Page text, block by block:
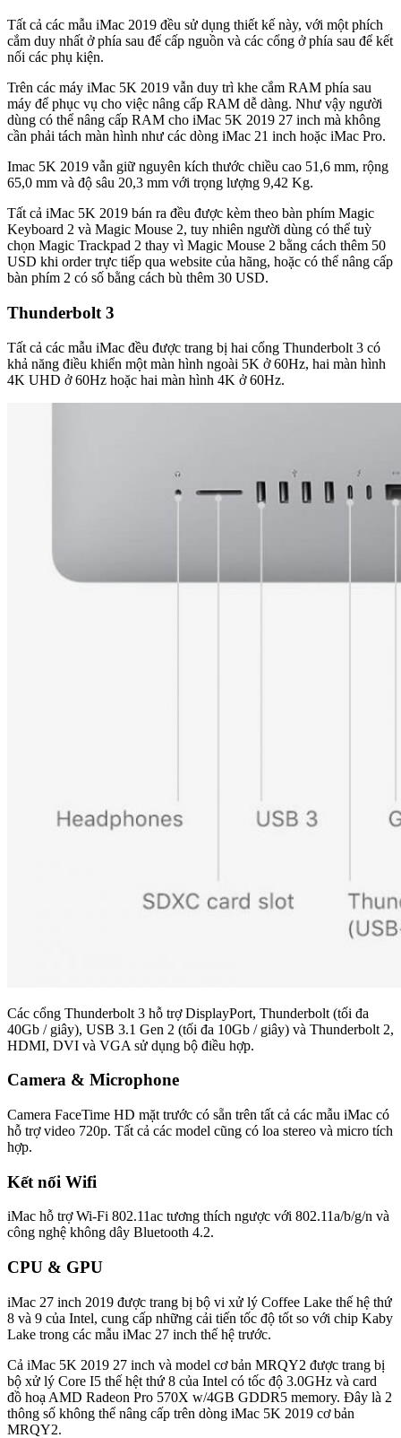
Tất cả các mẫu iMac 2019 đều sử dụng thiết kế này, với một phích
cắm duy nhất ở phía sau để cấp nguồn và các cổng ở phía sau để kết
nối các phụ kiện.
Trên các máy iMac 5K 2019 vẫn duy trì khe cắm RAM phía sau
máy để phục vụ cho việc nâng cấp RAM dễ dàng. Như vậy người
dùng có thể nâng cấp RAM cho iMac 5K 2019 27 inch mà không
cần phải tách màn hình như các dòng iMac 21 inch hoặc iMac Pro.
Imac 5K 2019 vẫn giữ nguyên kích thước chiều cao 51,6 mm, rộng
65,0 mm và độ sâu 20,3 mm với trọng lượng 9,42 Kg.
Tất cả iMac 5K 2019 bán ra đều được kèm theo bàn phím Magic
Keyboard 2 và Magic Mouse 2, tuy nhiên người dùng có thể tuỳ
chọn Magic Trackpad 2 thay vì Magic Mouse 2 bằng cách thêm 50
USD khi order trực tiếp qua website của hãng, hoặc có thể nâng cấp
bàn phím 2 có số bằng cách bù thêm 30 USD.
Thunderbolt 3
Tất cả các mẫu iMac đều được trang bị hai cổng Thunderbolt 3 có
khả năng điều khiển một màn hình ngoài 5K ở 60Hz, hai màn hình
4K UHD ở 60Hz hoặc hai màn hình 4K ở 60Hz.
Các cổng Thunderbolt 3 hỗ trợ DisplayPort, Thunderbolt (tối đa
40Gb / giây), USB 3.1 Gen 2 (tối đa 10Gb / giây) và Thunderbolt 2,
HDMI, DVI và VGA sử dụng bộ điều hợp.
Camera & Microphone
Camera FaceTime HD mặt trước có sẵn trên tất cả các mẫu iMac có
hỗ trợ video 720p. Tất cả các model cũng có loa stereo và micro tích
hợp.
Kết nối Wifi
iMac hỗ trợ Wi-Fi 802.11ac tương thích ngược với 802.11a/b/g/n và
công nghệ không dây Bluetooth 4.2.
CPU & GPU
iMac 27 inch 2019 được trang bị bộ vi xử lý Coffee Lake thế hệ thứ
8 và 9 của Intel, cung cấp những cải tiến tốc độ tốt so với chip Kaby
Lake trong các mẫu iMac 27 inch thế hệ trước.
Cả iMac 5K 2019 27 inch và model cơ bản MRQY2 được trang bị
bộ xử lý Core I5 thế hệt thứ 8 của Intel có tốc độ 3.0GHz và card
đồ hoạ AMD Radeon Pro 570X w/4GB GDDR5 memory. Đây là 2
thông số không thể nâng cấp trên dòng iMac 5K 2019 cơ bản
MRQY2.